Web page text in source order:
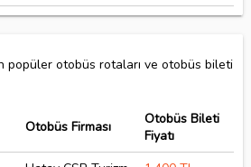
popüler otobüs rotaları ve otobüs bileti
Otobüs Firması
Otobüs Bileti
Fiyatı